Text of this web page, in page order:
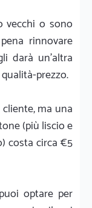
vecchi o sono
rinnovare
darà un’altra
prezzo.
ma una
(più liscio e
costa circa €5
optare per